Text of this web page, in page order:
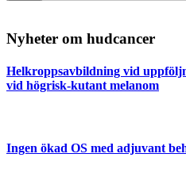
Nyheter om hudcancer
Helkroppsavbildning vid
vid högrisk-kutant melanom
Ingen ökad OS med adjuvant